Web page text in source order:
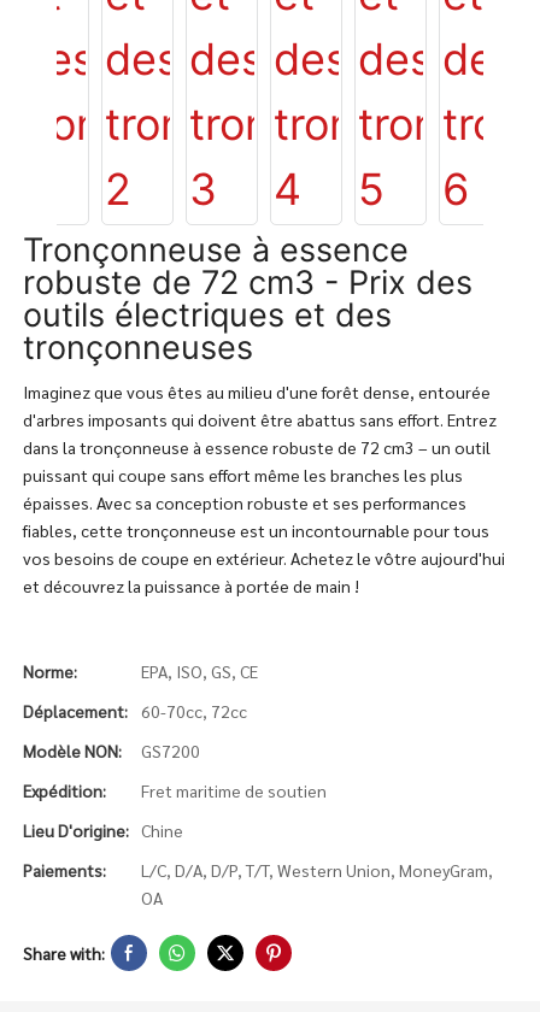
Tronçonneuse à essence
robuste de 72 cm3 - Prix des
outils électriques et des
tronçonneuses
Imaginez que vous êtes au milieu d'une forêt dense, entourée
d'arbres imposants qui doivent être abattus sans effort. Entrez
dans la tronçonneuse à essence robuste de 72 cm3 – un outil
puissant qui coupe sans effort même les branches les plus
épaisses. Avec sa conception robuste et ses performances
fiables, cette tronçonneuse est un incontournable pour tous
vos besoins de coupe en extérieur. Achetez le vôtre aujourd'hui
et découvrez la puissance à portée de main !
Norme:
EPA, ISO, GS, CE
Déplacement:
60-70cc, 72cc
Modèle NON:
GS7200
Expédition:
Fret maritime de soutien
Lieu D'origine:
Chine
Paiements:
L/C, D/A, D/P, T/T, Western Union, MoneyGram,
OA
Share with: